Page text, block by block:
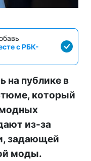
с РБК-
на публике в
который
модных
из-за
задающей
моды.